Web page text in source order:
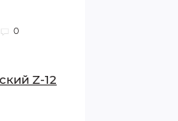
0
Z-12